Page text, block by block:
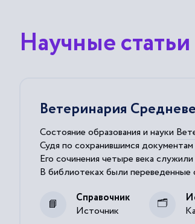
Научные статьи
Ветеринария
Состояние образования и науки
Судя по сохранившимся
Его сочинения четыре века
В библиотеках были переведенные
Источник
Справочник